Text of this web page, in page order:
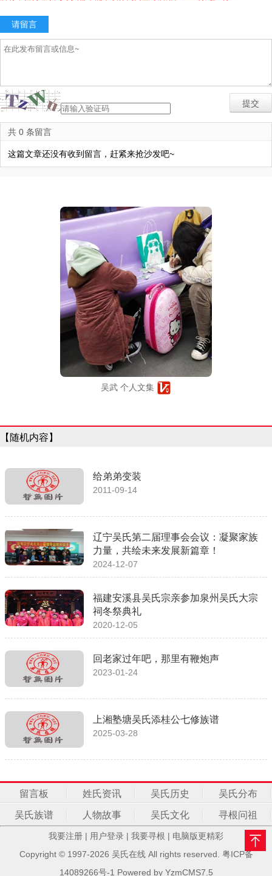
请留言
共 0 条留言
这篇文章还没有收到留言，赶紧来抢沙发吧~
吴武 个人文集
【随机内容】
给弟弟变装
2011-09-14
辽宁吴氏第二届理事会会议：凝聚家族
力量，共绘未来发展新篇章！
2024-12-07
福建安溪县吴氏宗亲参加泉州吴氏大宗
祠冬祭典礼
2020-12-05
回老家过年吧，那里有鞭炮声
2023-01-24
上湘塾塘吴氏添桂公七修族谱
2025-03-28
留言板 姓氏资讯 吴氏历史 吴氏分布
吴氏族谱 人物故事 吴氏文化 寻根问祖
我要注册 | 用户登录 | 我要寻根 | 电脑版更精彩
Copyright © 1997-2026 吴氏在线 All rights reserved. 粤ICP备
14089266号-1 Powered by YzmCMS7.5